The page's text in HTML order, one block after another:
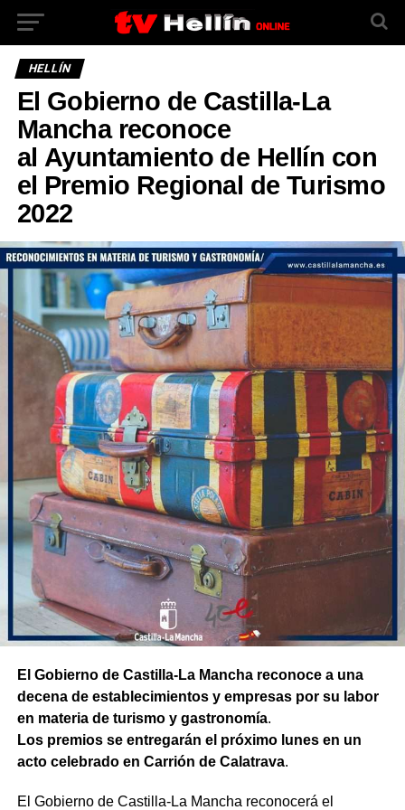
HELLÍN
El Gobierno de Castilla-La
Mancha reconoce
al Ayuntamiento de Hellín con
el Premio Regional de Turismo
2022
El Gobierno de Castilla-La Mancha reconoce a una
decena de establecimientos y empresas por su labor
en materia de turismo y gastronomía.
Los premios se entregarán el próximo lunes en un
acto celebrado en Carrión de Calatrava.
El Gobierno de Castilla-La Mancha reconocerá el